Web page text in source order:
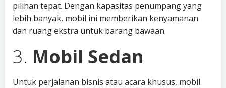
pilihan tepat. Dengan kapasitas penumpang yang
lebih banyak, mobil ini memberikan kenyamanan
dan ruang ekstra untuk barang bawaan.
3. Mobil Sedan
Untuk perjalanan bisnis atau acara khusus, mobil